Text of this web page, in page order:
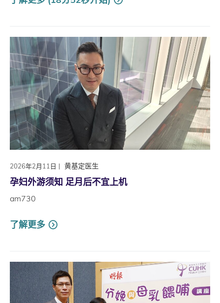
2026年2月11日 | 黄基定医生
孕妇外游须知 足月后不宜上机
am730
了解更多